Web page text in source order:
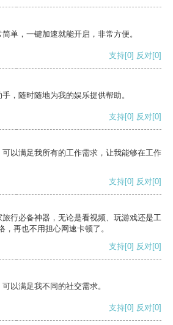
单，一键加速就能开启，非常方便。
支持[0] 反对[0]
，随时随地为我的娱乐提供帮助。
支持[0] 反对[0]
以满足我所有的工作需求，让我能够在工作
支持[0] 反对[0]
行必备神器，无论是看视频、玩游戏还是工
再也不用担心网速卡顿了。
支持[0] 反对[0]
以满足我不同的社交需求。
支持[0] 反对[0]